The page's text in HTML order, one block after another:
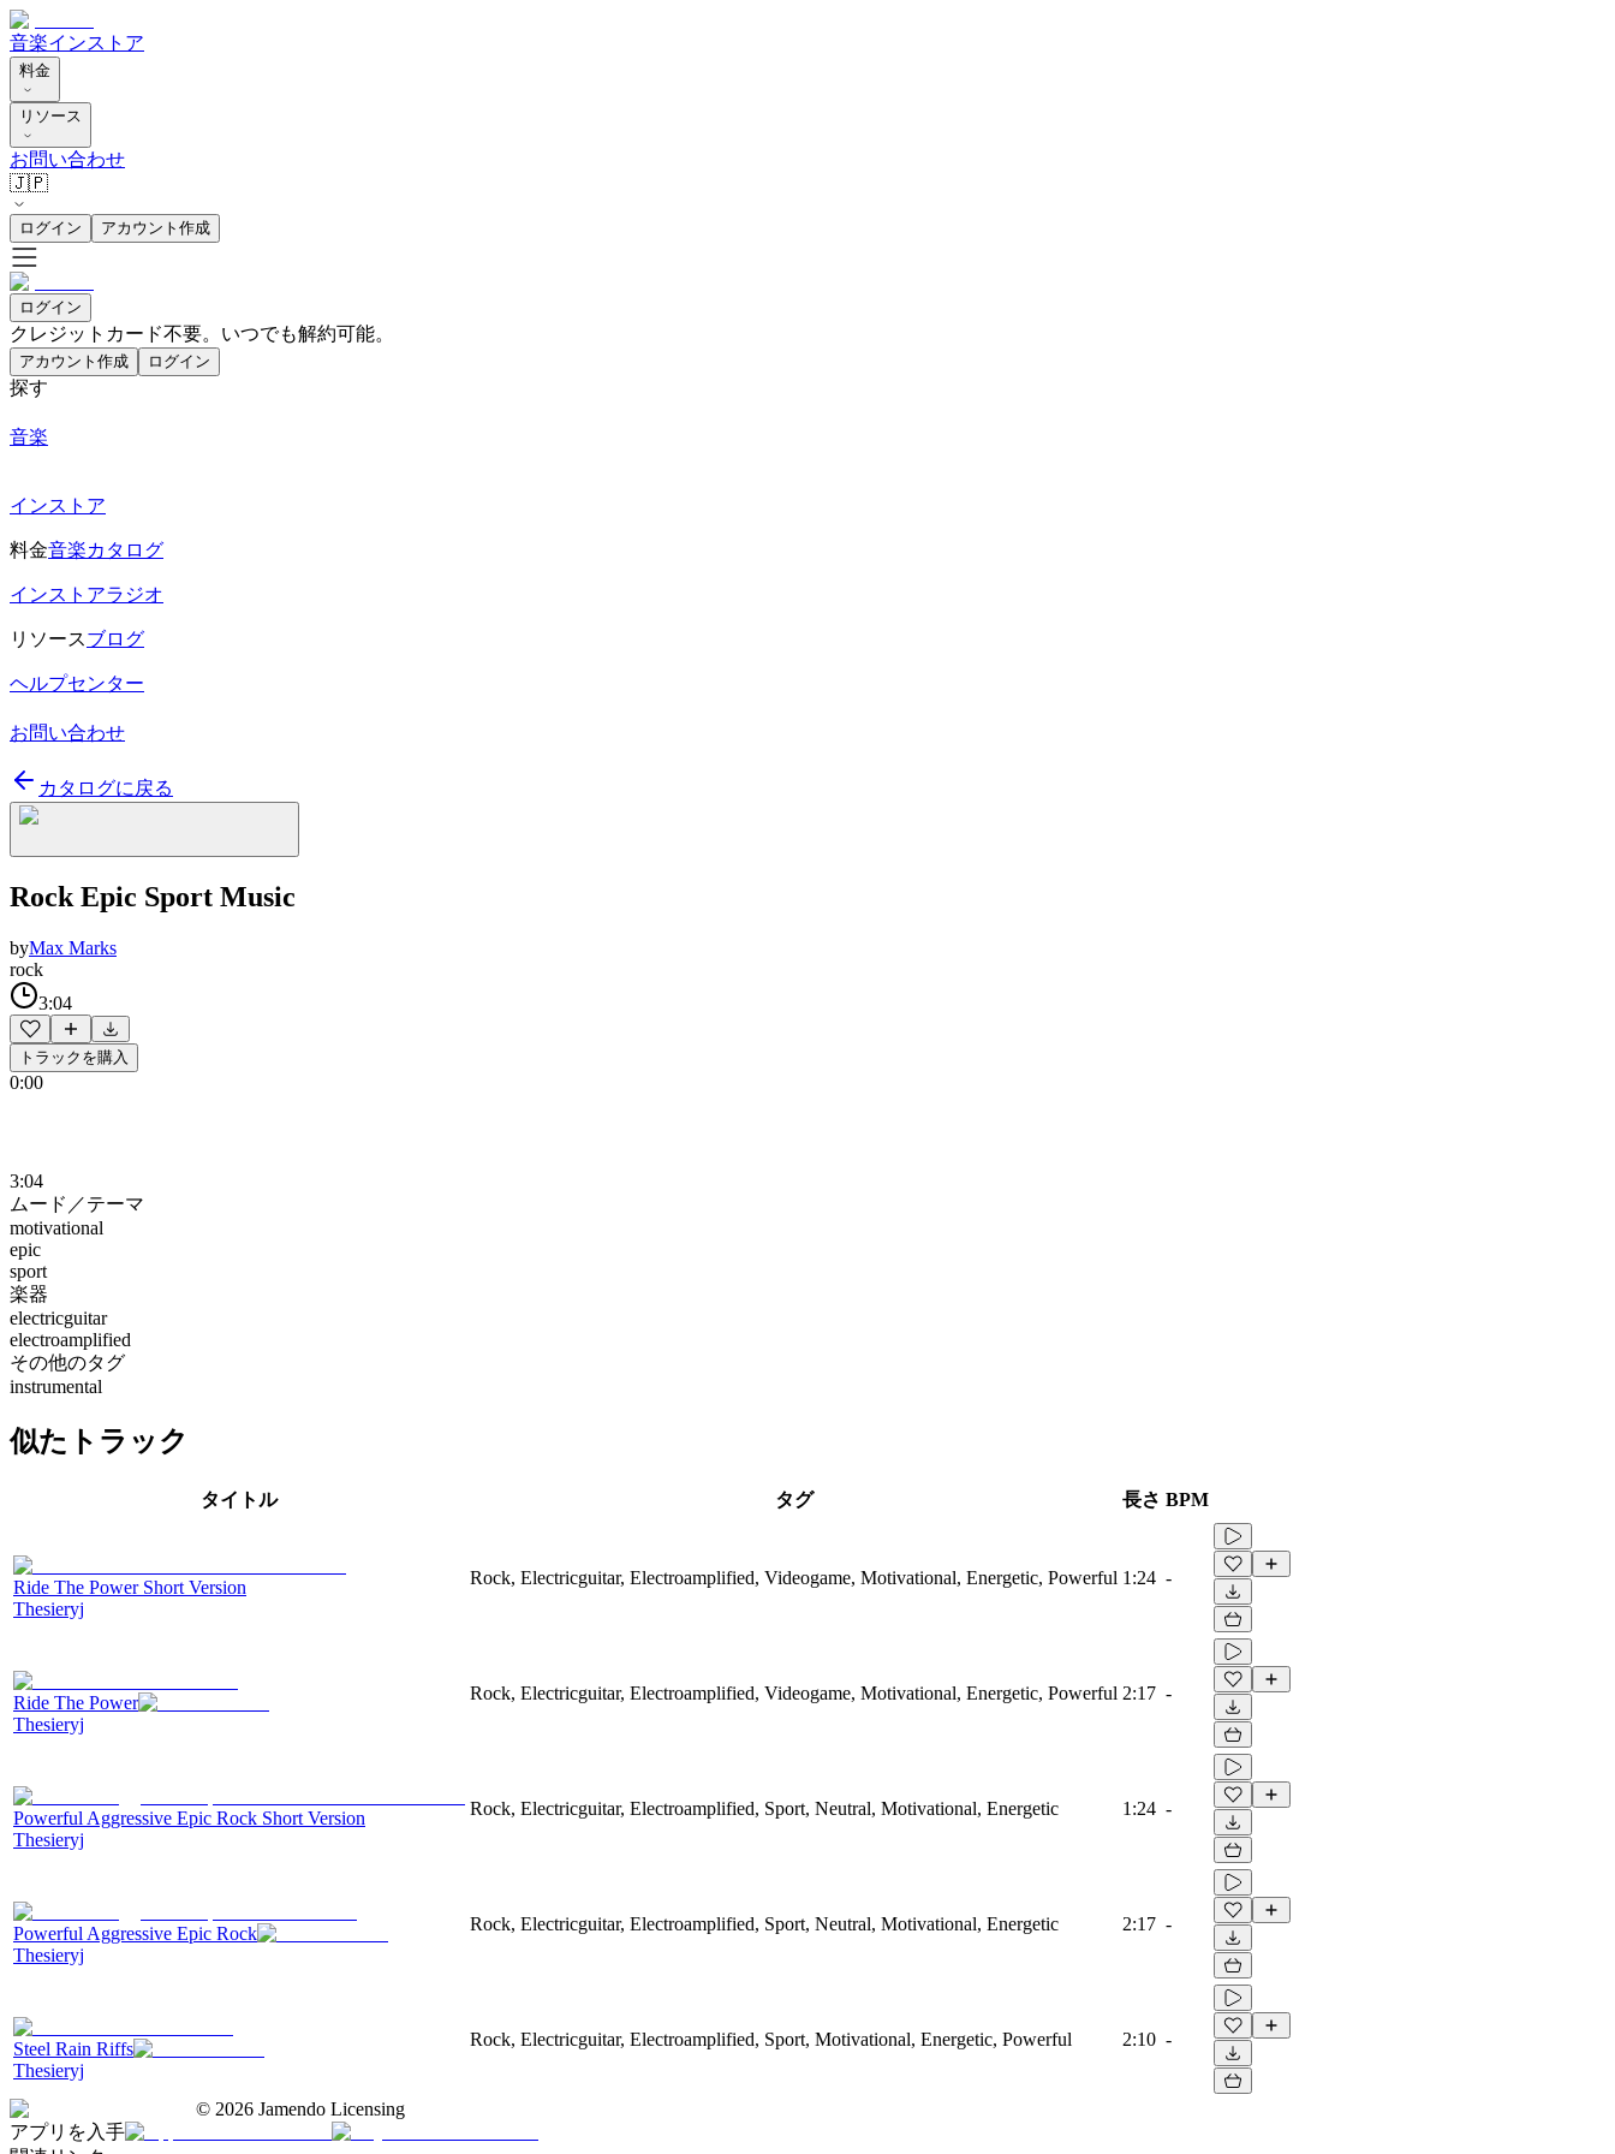
音楽インストア
料金
リソース
お問い合わせ
🇯🇵
ログイン アカウント作成
ログイン
クレジットカード不要。いつでも解約可能。
アカウント作成 ログイン
探す
音楽
インストア
料金音楽カタログ
インストアラジオ
リソースブログ
ヘルプセンター
お問い合わせ
カタログに戻る
Rock Epic Sport Music
byMax Marks
rock
3:04
トラックを購入
0:00
3:04
ムード／テーマ
motivational
epic
sport
楽器
electricguitar
electroamplified
その他のタグ
instrumental
似たトラック
タイトル タグ 長さ BPM
Ride The Power Short Version
Thesieryj
Rock, Electricguitar, Electroamplified, Videogame, Motivational, Energetic, Powerful 1:24 -
Ride The Power
Thesieryj
Rock, Electricguitar, Electroamplified, Videogame, Motivational, Energetic, Powerful 2:17 -
Powerful Aggressive Epic Rock Short Version
Thesieryj
Rock, Electricguitar, Electroamplified, Sport, Neutral, Motivational, Energetic 1:24 -
Powerful Aggressive Epic Rock
Thesieryj
Rock, Electricguitar, Electroamplified, Sport, Neutral, Motivational, Energetic 2:17 -
Steel Rain Riffs
Thesieryj
Rock, Electricguitar, Electroamplified, Sport, Motivational, Energetic, Powerful 2:10 -
© 2026 Jamendo Licensing
アプリを入手